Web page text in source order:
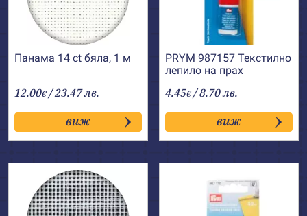
Панама 14 ct бяла, 1 м
12.00€ / 23.47 лв.
виж
PRYM 987157 Текстилно
лепило на прах
4.45€ / 8.70 лв.
виж